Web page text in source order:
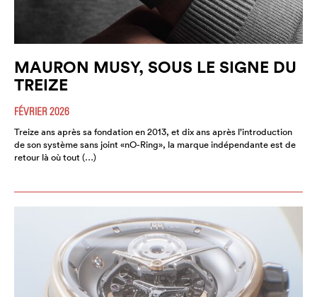
MAURON MUSY, SOUS LE SIGNE DU
TREIZE
FÉVRIER 2026
Treize ans après sa fondation en 2013, et dix ans après l’introduction
de son système sans joint «nO-Ring», la marque indépendante est de
retour là où tout (…)